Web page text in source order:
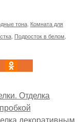
тона Комната для
Подросток в белом